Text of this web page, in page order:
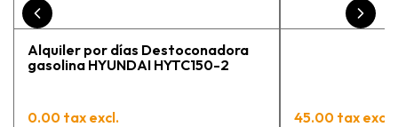
Alquiler por días Destoconadora
gasolina HYUNDAI HYTC150-2
0.00 tax excl. 45.00 tax excl.